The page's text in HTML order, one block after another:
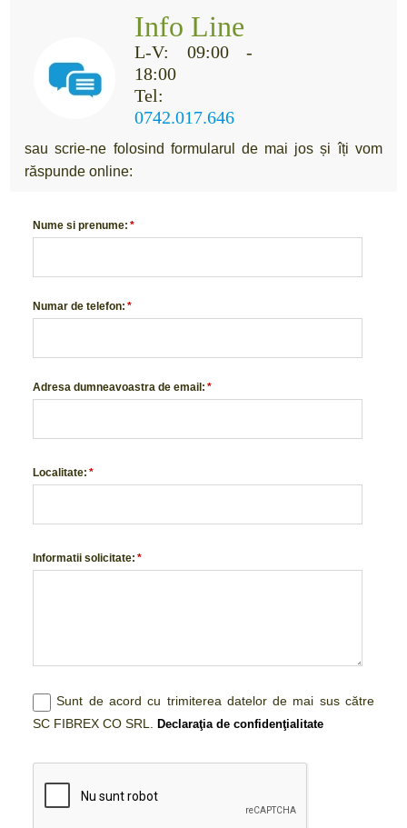
Info Line
L-V: 09:00 -
18:00
Tel:
0742.017.646
sau scrie-ne folosind formularul de mai jos și îți vom
răspunde online:
Nume si prenume: *
Numar de telefon: *
Adresa dumneavoastra de email: *
Localitate: *
Informatii solicitate: *
Sunt de acord cu trimiterea datelor de mai sus către
SC FIBREX CO SRL.Declaraţia de confidenţialitate